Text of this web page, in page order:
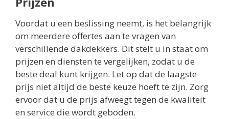
Voordat u een beslissing neemt, is het belangrijk
om meerdere offertes aan te vragen van
verschillende dakdekkers. Dit stelt u in staat om
prijzen en diensten te vergelijken, zodat u de
beste deal kunt krijgen. Let op dat de laagste
prijs niet altijd de beste keuze hoeft te zijn. Zorg
ervoor dat u de prijs afweegt tegen de kwaliteit
en service die wordt geboden.